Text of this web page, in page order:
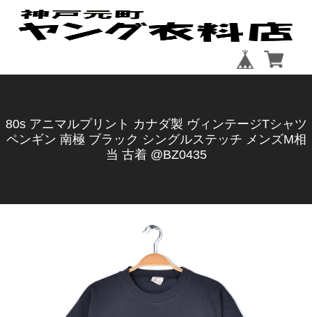
80s アニマルプリント カナダ製 ヴィンテージTシャツ
ペンギン 南極 ブラック シングルステッチ メンズM相
当 古着 @BZ0435